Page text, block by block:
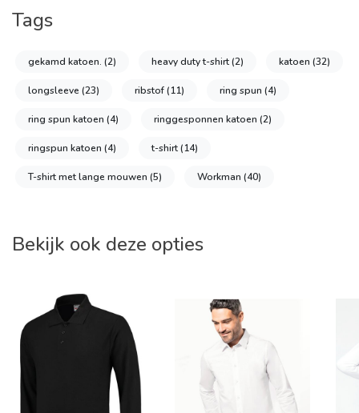
Tags
gekamd katoen. (2) heavy duty t-shirt(2) katoen (32)
longsleeve (23) ribstof(11) ring spun (4)
ring spun katoen (4) ringgesponnen katoen (2)
ringspun katoen (4) t-shirt(14)
T-shirt met lange mouwen (5) Workman (40)
Bekijk ook deze opties